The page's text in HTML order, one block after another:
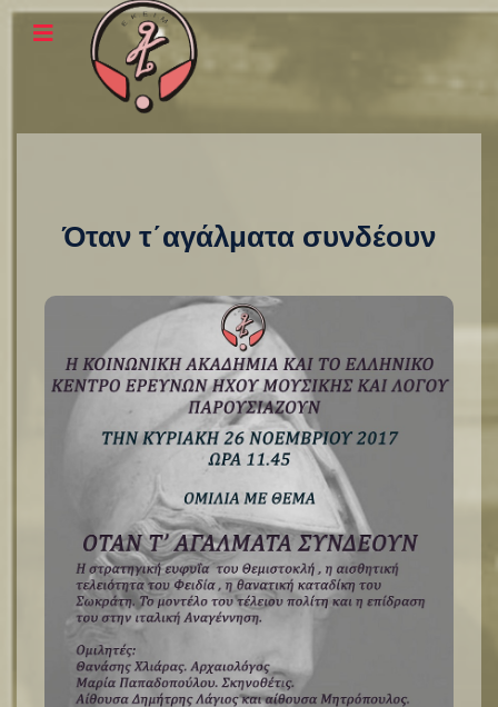
Όταν τ΄αγάλματα συνδέουν